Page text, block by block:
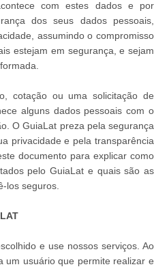
com estes dados e por
dos seus dados pessoais,
assumindo o compromisso
estejam em segurança, e sejam
cotação ou uma solicitação de
alguns dados pessoais com o
O GuiaLat preza pela segurança
privacidade e pela transparência
documento para explicar como
pelo GuiaLat e quais são as
los seguros.
e use nossos serviços. Ao
um usuário que permite realizar e